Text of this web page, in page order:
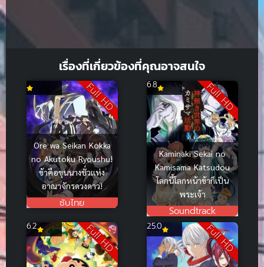
เรื่องที่เกี่ยวข้องที่คุณอาจสนใจ
Full HD
Ore wa Seikan Kokka
no Akutoku Ryoushu!
ข้าคือขุนนางชั่วแห่ง
อาณาจักรดวงดาว!
ซับไทย
Full HD
Kaminaki Sekai no
Kamisama Katsudou
โลกนี้โลกหน้าข้าก็เป็น
พระเจ้า
Soundtrack
6.8
Full HD
6.2 Full HD
25.0